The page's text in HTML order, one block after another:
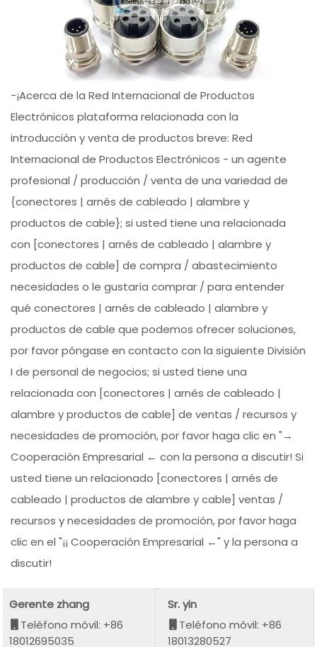
-¡Acerca de la Red Internacional de Productos
Electrónicos plataforma relacionada con la
introducción y venta de productos breve: Red
Internacional de Productos Electrónicos - un agente
profesional / producción / venta de una variedad de
{conectores | arnés de cableado | alambre y
productos de cable}; si usted tiene una relacionada
con [conectores | arnés de cableado | alambre y
productos de cable] de compra / abastecimiento
necesidades o le gustaría comprar / para entender
qué conectores | arnés de cableado | alambre y
productos de cable que podemos ofrecer soluciones,
por favor póngase en contacto con la siguiente División
I de personal de negocios; si usted tiene una
relacionada con [conectores | arnés de cableado |
alambre y productos de cable] de ventas / recursos y
necesidades de promoción, por favor haga clic en "→
Cooperación Empresarial ← con la persona a discutir! Si
usted tiene un relacionado [conectores | arnés de
cableado | productos de alambre y cable] ventas /
recursos y necesidades de promoción, por favor haga
clic en el "¡¡ Cooperación Empresarial ←" y la persona a
discutir!
Gerente zhang
Teléfono móvil: +86
18012695035
Sr. yin
Teléfono móvil: +86
18013280527